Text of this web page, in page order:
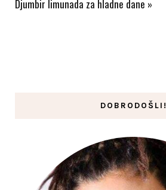
Djumbir limunada za hladne dane »
DOBRODOŠLI!